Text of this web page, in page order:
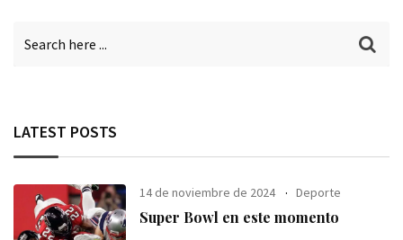
LATEST POSTS
14 de noviembre de 2024 Deporte
Super Bowl en este momento